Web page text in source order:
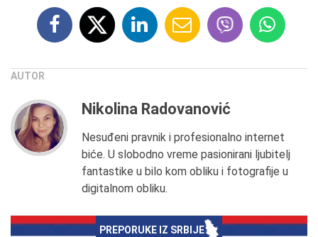
AUTOR
Nikolina Radovanović
Nesuđeni pravnik i profesionalno internet
biće. U slobodno vreme pasionirani ljubitelj
fantastike u bilo kom obliku i fotografije u
digitalnom obliku.
PREPORUKE IZ SRBIJE